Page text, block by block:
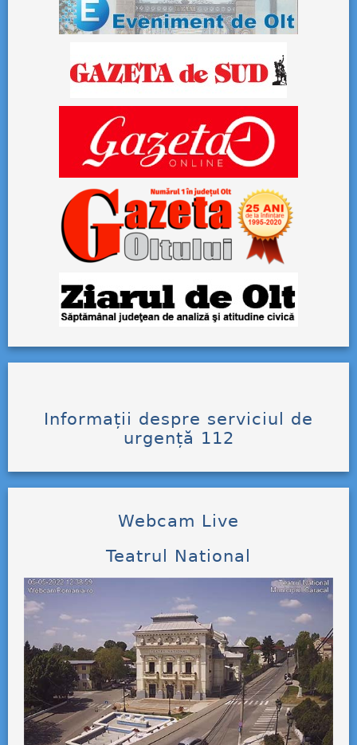
Informații despre serviciul de
urgență 112
Webcam Live
Teatrul National